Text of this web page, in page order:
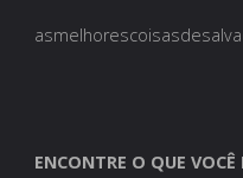
ENCONTRE O QUE VOCÊ